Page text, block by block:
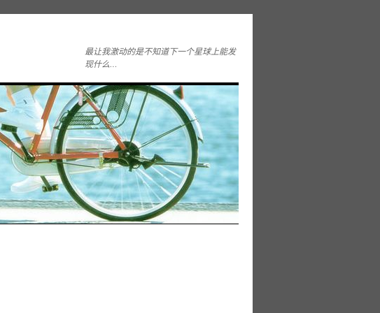
最让我激动的是不知道下一个星球上能发
现什么…